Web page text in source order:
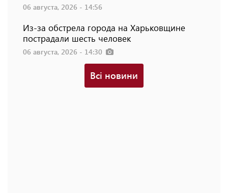
06 августа, 2026 - 14:56
Из-за обстрела города на Харьковщине
пострадали шесть человек
06 августа, 2026 - 14:30
Всі новини